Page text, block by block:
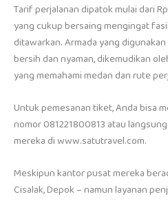
Tarif perjalanan dipatok mulai dari
yang cukup bersaing mengingat
ditawarkan. Armada yang
bersih dan nyaman, dikemudikan
yang memahami medan dan rute
Untuk pemesanan tiket, Anda bisa
nomor 081221800813 atau
mereka di www.satutravel.com.
Meskipun kantor pusat mereka
Cisalak, Depok – namun layanan